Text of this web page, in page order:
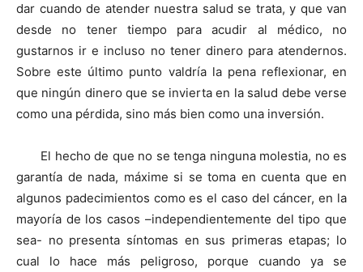
dar cuando de atender nuestra salud se trata, y que van
desde no tener tiempo para acudir al médico, no
gustarnos ir e incluso no tener dinero para atendernos.
Sobre este último punto valdría la pena reflexionar, en
que ningún dinero que se invierta en la salud debe verse
como una pérdida, sino más bien como una inversión.
El hecho de que no se tenga ninguna molestia, no es
garantía de nada, máxime si se toma en cuenta que en
algunos padecimientos como es el caso del cáncer, en la
mayoría de los casos –independientemente del tipo que
sea- no presenta síntomas en sus primeras etapas; lo
cual lo hace más peligroso, porque cuando ya se